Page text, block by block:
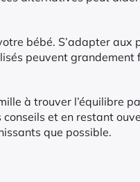
bébé. S’adapter aux
peuvent grandement
à trouver l’équilibre
et en restant
que possible.